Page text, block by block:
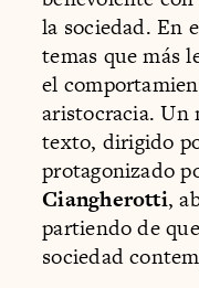
la sociedad. En
temas que más
el
aristocracia. Un
texto, dirigido
protagonizado
Ciangherotti,
partiendo de
sociedad